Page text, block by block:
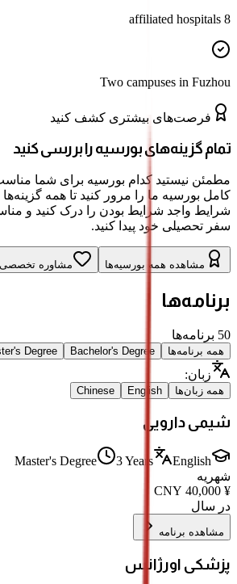
8 affiliated hospitals
Two campuses in Fuzhou
فرصت‌های بیشتری کشف کنید
تمام گزینه‌های بورسیه را بررسی کنید
مطمئن نیستید کدام بورسیه برای شما
کامل بورسیه ما را مرور کنید تا همه گزینه‌ها
شرایط واجد شرایط بودن را درک کنید و
سفر تحصیلی خود پیدا کنید.
مشاهده همه بورسیه‌ها مشاوره تخصصی
برنامه‌ها
50 برنامه‌ها
همه برنامه‌ها Bachelor's Degree
Degree
زبان:
همه زبان‌ها English
Chinese
شیمی دارویی
Master's Degree 3 Years
English
شهریه
¥
40,000
در سال
مشاهده برنامه
پزشکی اورژانس